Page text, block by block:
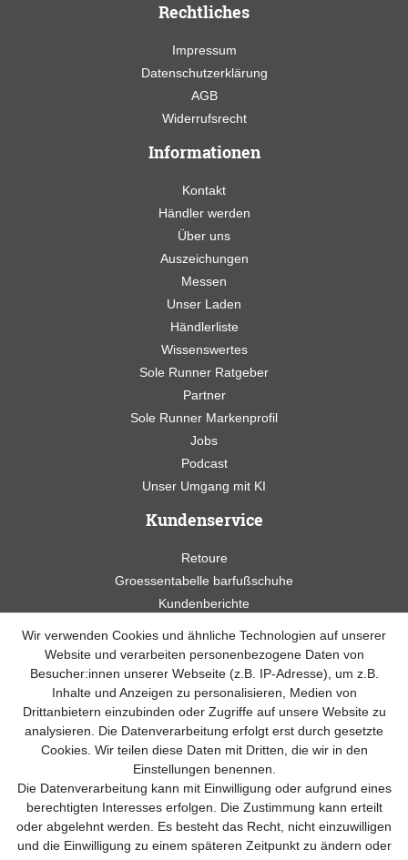
Rechtliches
Impressum
Datenschutzerklärung
AGB
Widerrufsrecht
Informationen
Kontakt
Händler werden
Über uns
Auszeichungen
Messen
Unser Laden
Händlerliste
Wissenswertes
Sole Runner Ratgeber
Partner
Sole Runner Markenprofil
Jobs
Podcast
Unser Umgang mit KI
Kundenservice
Retoure
Groessentabelle barfußschuhe
Kundenberichte
Widerrufsformular
Kontakt
info@sole-runner.com
+49 (0)8807-244 98 89
Telefon Support Mo. - Fr. 08:00 - 18:00
Wir verwenden Cookies und ähnliche Technologien auf unserer
Website und verarbeiten personenbezogene Daten von
Besucher:innen unserer Webseite (z.B. IP-Adresse), um z.B.
Inhalte und Anzeigen zu personalisieren, Medien von
Drittanbietern einzubinden oder Zugriffe auf unsere Website zu
analysieren. Die Datenverarbeitung erfolgt erst durch gesetzte
Cookies. Wir teilen diese Daten mit Dritten, die wir in den
Einstellungen benennen.
Die Datenverarbeitung kann mit Einwilligung oder aufgrund eines
berechtigten Interesses erfolgen. Die Zustimmung kann erteilt
oder abgelehnt werden. Es besteht das Recht, nicht einzuwilligen
und die Einwilligung zu einem späteren Zeitpunkt zu ändern oder